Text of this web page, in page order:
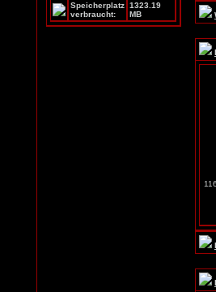
Speicherplatz
verbraucht:
1323.19
MB